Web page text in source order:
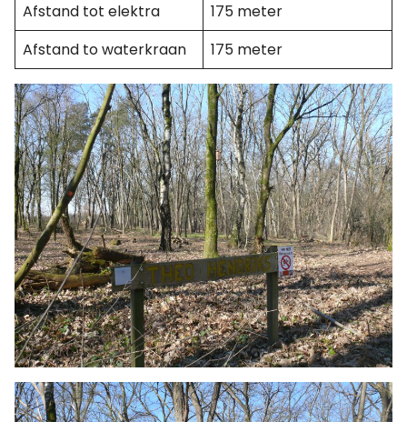
Afstand tot elektra
175 meter
Afstand to waterkraan
175 meter